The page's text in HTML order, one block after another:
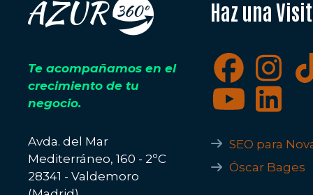
Te acompañamos en el
crecimiento de tu
negocio.
Avda. del Mar
Mediterráneo, 160 - 2ºC
28341 - Valdemoro
Haz una
SEO para
Óscar Bages